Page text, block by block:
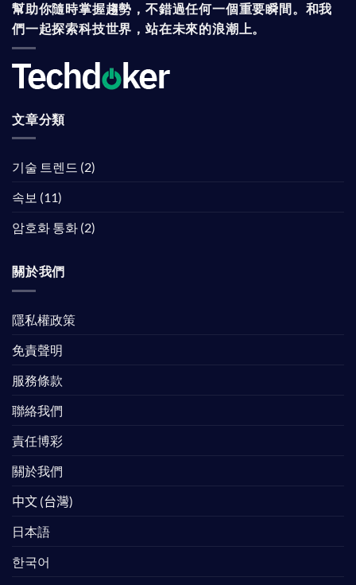
幫助你隨時掌握趨勢，不錯過任何一個重要瞬間。和我
們一起探索科技世界，站在未來的浪潮上。
文章分類
기술 트렌드 (2)
속보 (11)
암호화 통화 (2)
關於我們
隱私權政策
免責聲明
服務條款
聯絡我們
責任博彩
關於我們
中文 (台灣)
日本語
한국어